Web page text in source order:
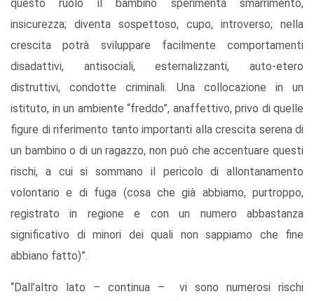
questo ruolo il bambino sperimenta smarrimento,
insicurezza; diventa sospettoso, cupo, introverso; nella
crescita potrà sviluppare facilmente comportamenti
disadattivi, antisociali, esternalizzanti, auto-etero
distruttivi, condotte criminali. Una collocazione in un
istituto, in un ambiente “freddo”, anaffettivo, privo di quelle
figure di riferimento tanto importanti alla crescita serena di
un bambino o di un ragazzo, non può che accentuare questi
rischi, a cui si sommano il pericolo di allontanamento
volontario e di fuga (cosa che già abbiamo, purtroppo,
registrato in regione e con un numero abbastanza
significativo di minori dei quali non sappiamo che fine
abbiano fatto)”.
“Dall’altro lato – continua – vi sono numerosi rischi